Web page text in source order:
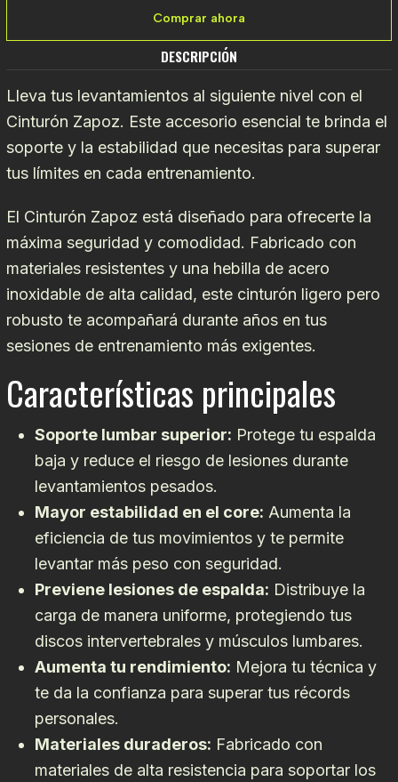
Comprar ahora
DESCRIPCIÓN
Lleva tus levantamientos al siguiente nivel con el
Cinturón Zapoz. Este accesorio esencial te brinda el
soporte y la estabilidad que necesitas para superar
tus límites en cada entrenamiento.
El Cinturón Zapoz está diseñado para ofrecerte la
máxima seguridad y comodidad. Fabricado con
materiales resistentes y una hebilla de acero
inoxidable de alta calidad, este cinturón ligero pero
robusto te acompañará durante años en tus
sesiones de entrenamiento más exigentes.
Características principales
Soporte lumbar superior: Protege tu espalda
baja y reduce el riesgo de lesiones durante
levantamientos pesados.
Mayor estabilidad en el core: Aumenta la
eficiencia de tus movimientos y te permite
levantar más peso con seguridad.
Previene lesiones de espalda: Distribuye la
carga de manera uniforme, protegiendo tus
discos intervertebrales y músculos lumbares.
Aumenta tu rendimiento: Mejora tu técnica y
te da la confianza para superar tus récords
personales.
Materiales duraderos: Fabricado con
materiales de alta resistencia para soportar los